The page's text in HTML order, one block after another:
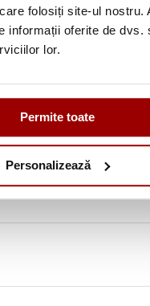
folosiți site-ul nostru.
informații oferite de dvs.
lor.
Permite toate
Personalizează